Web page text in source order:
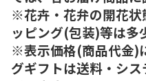
※花卉・花弁の開花状
ッピング(包装)等は多
※表示価格(商品代金)
グギフトは送料・シ